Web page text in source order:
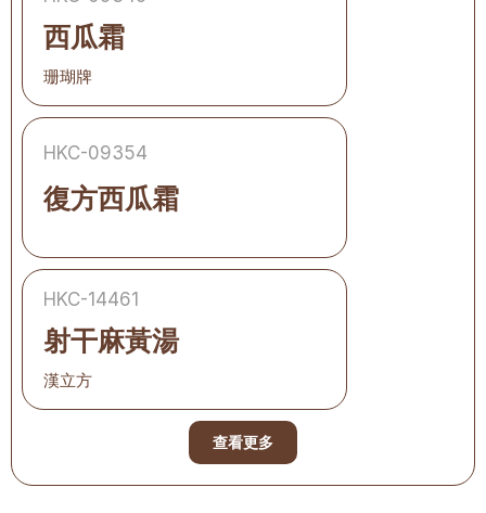
西瓜霜
珊瑚牌
HKC-09354
復方西瓜霜
HKC-14461
射干麻黃湯
漢立方
查看更多